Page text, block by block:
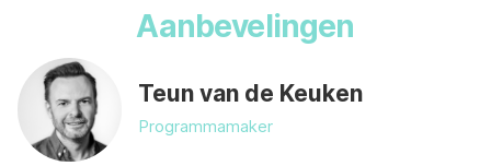
Aanbevelingen
Teun van de Keuken
Programmamaker